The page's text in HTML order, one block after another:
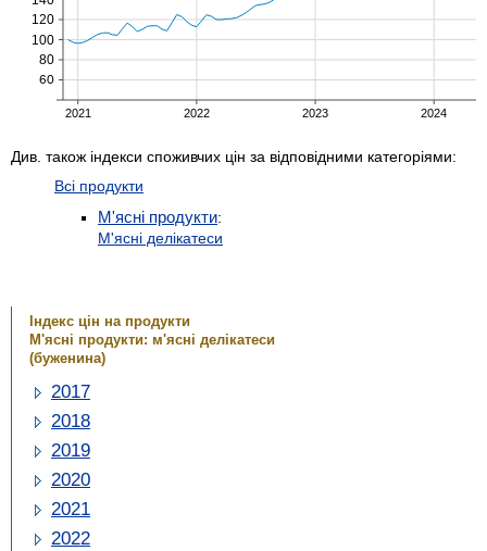
Див. також індекси споживчих цін за відповідними категоріями:
Всі продукти
М'ясні продукти:
М'ясні делікатеси
Індекс цін на продукти
М'ясні продукти: м'ясні делікатеси
(буженина)
2017
2018
2019
2020
2021
2022